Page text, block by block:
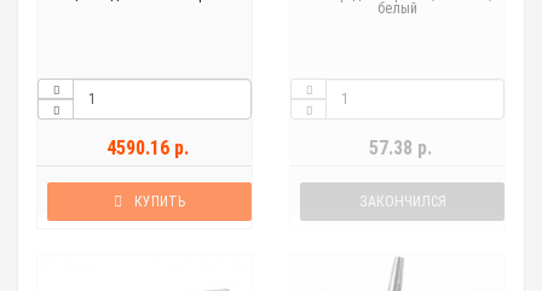
4590.16 р.
КУПИТЬ
белый
57.38 р.
ЗАКОНЧИЛСЯ